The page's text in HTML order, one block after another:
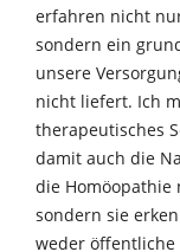
erfahren nicht
sondern ein
unsere
nicht liefert. Ich
therapeutisches
damit auch die
die
sondern sie
weder öffentliche